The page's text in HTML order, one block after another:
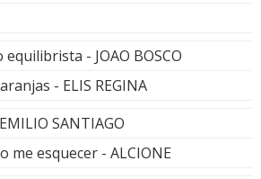
- JOAO BOSCO
- ELIS REGINA
SANTIAGO
me esquecer - ALCIONE